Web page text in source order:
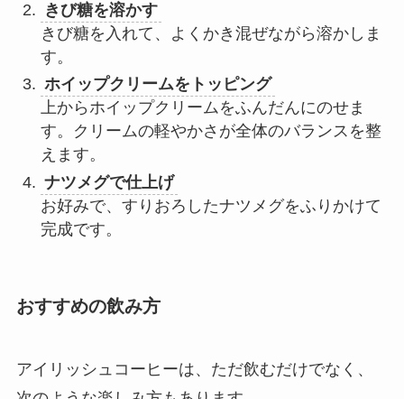
きび糖を溶かす
きび糖を入れて、よくかき混ぜながら溶かしま
す。
ホイップクリームをトッピング
上からホイップクリームをふんだんにのせま
す。クリームの軽やかさが全体のバランスを整
えます。
ナツメグで仕上げ
お好みで、すりおろしたナツメグをふりかけて
完成です。
おすすめの飲み方
アイリッシュコーヒーは、ただ飲むだけでなく、